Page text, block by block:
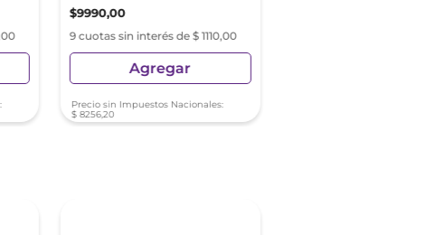
$9990,00
9 cuotas sin interés de $ 1110,00
Agregar
Precio sin Impuestos Nacionales:
$ 8256,20